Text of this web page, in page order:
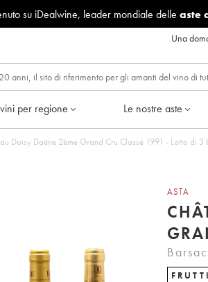
su iDealwine, leader mondiale delle aste
Una
per regione Le nostre aste
Doisy Daëne 2ème Grand Cru Classé 1991 - Lotto di 3
ASTA